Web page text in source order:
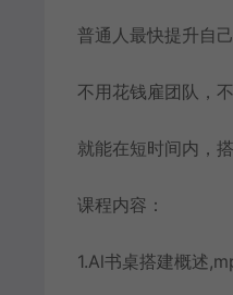
普通人最快提升自
不用花钱雇团队，
就能在短时间内，
课程内容：
1.Al书桌搭建概述